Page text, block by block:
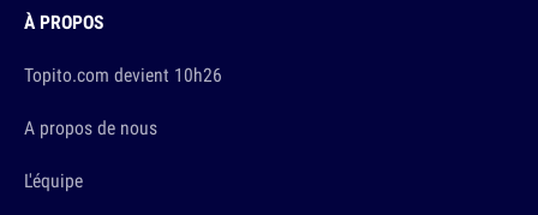
À PROPOS
Topito.com devient 10h26
A propos de nous
L'équipe